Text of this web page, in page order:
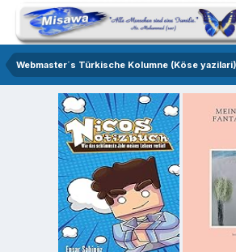
Webmaster´s Türkische Kolumne (Köse yazilari)